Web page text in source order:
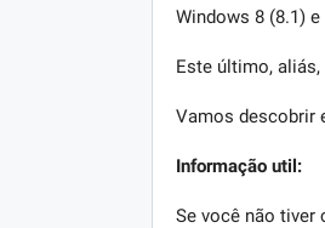
Windows 8 (8.1)
Este último,
Vamos descobrir
Informação util:
Se você não tiver